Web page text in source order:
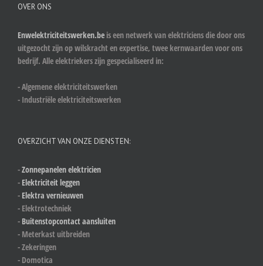
OVER ONS
Enwelektriciteitswerken.be is een netwerk van elektriciens die door ons
uitgezocht zijn op wilskracht en expertise, twee kernwaarden voor ons
bedrijf. Alle elektriekers zijn gespecialiseerd in:
- Algemene elektriciteitswerken
- Industriële elektriciteitswerken
OVERZICHT VAN ONZE DIENSTEN:
-Zonnepanelen elektricien
- Elektriciteit leggen
- Elektra vernieuwen
- Elektrotechniek
- Buitenstopcontact aansluiten
- Meterkast uitbreiden
- Zekeringen
- Domotica